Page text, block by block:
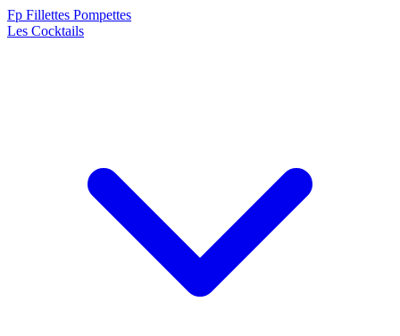
Fp Fillettes Pompettes
Les Cocktails